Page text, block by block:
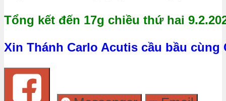
Tổng kết đến 17g chiều thứ hai
Xin Thánh Carlo Acutis cầu bầu